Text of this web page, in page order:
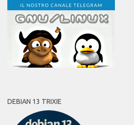
DEBIAN 13 TRIXIE